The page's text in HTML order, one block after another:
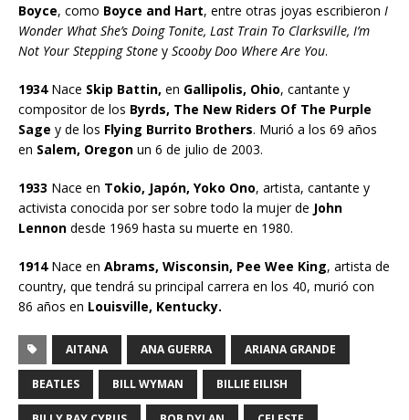
Boyce, como Boyce and Hart, entre otras joyas escribieron I
Wonder What She’s Doing Tonite, Last Train To Clarksville, I’m
Not Your Stepping Stone y Scooby Doo Where Are You.
1934Nace Skip Battin, en Gallipolis, Ohio, cantante y
compositor de los Byrds, The New Riders Of The Purple
Sage y de los Flying Burrito Brothers. Murió a los 69 años
en Salem, Oregon un 6 de julio de 2003.
1933 Nace en Tokio, Japón, Yoko Ono, artista, cantante y
activista conocida por ser sobre todo la mujer de John
Lennon desde 1969 hasta su muerte en 1980.
1914Nace en Abrams, Wisconsin, Pee Wee King, artista de
country, que tendrá su principal carrera en los 40, murió con
86 años en Louisville, Kentucky.
AITANA ANA GUERRA ARIANA GRANDE
BEATLES BILL WYMAN BILLIE EILISH